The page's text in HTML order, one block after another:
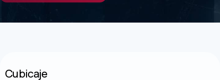
Cubicaje